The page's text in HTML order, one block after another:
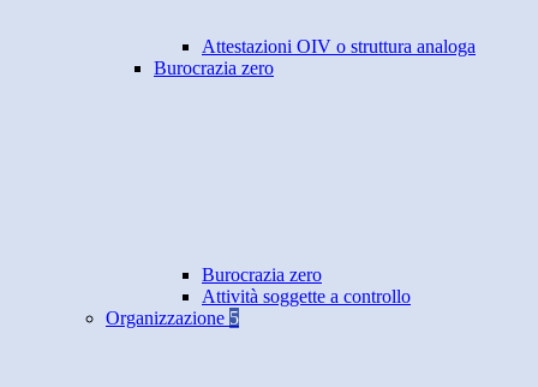
Attestazioni OIV o struttura analoga
Burocrazia zero
Burocrazia zero
Attività soggette a controllo
Organizzazione 5